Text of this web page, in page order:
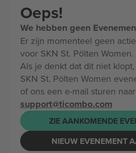
Oeps!
We hebben geen
Er zijn momenteel geen
voor SKN St. Pölten Women.
Als je denkt dat dit niet
SKN St. Pölten Women
of ons een e-mail sturen naar
support@ticombo.com
ZIE AANKOMENDE
NIEUW EVENEMENT